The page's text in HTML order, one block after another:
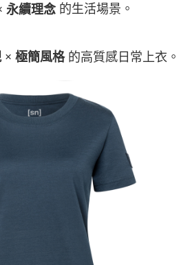
永續理念的生活場景。
× 極簡風格的高質感日常上衣。